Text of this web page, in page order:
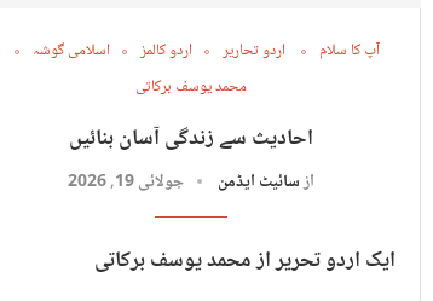
آپ کا سلام اردو تحاریر اردو کالمز
اسلامی گوشہ
محمد یوسف برکاتی
احادیث سے زندگی آسان بنائیں
ازسائیٹ ایڈمن جولائی 19, 2026
ایک اردو تحریر از محمد یوسف برکاتی